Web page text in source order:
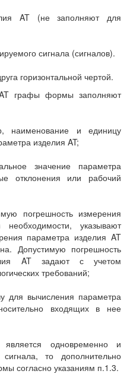
AT (не заполняют для
сигнала (сигналов).
горизонтальной чертой.
графы формы заполняют
наименование и единицу
изделия AT;
значение параметра
отклонения или рабочий
погрешность измерения
указывают
параметра изделия AT
Допустимую погрешность
AT задают с учетом
требований;
для вычисления параметра
входящих в нее
одновременно и
то дополнительно
согласно указаниям п.1.3.